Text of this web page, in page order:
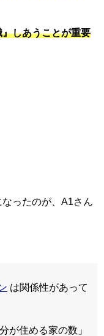
しあうことが重要
ったのが、A1さん
は関係性があって
が住める家の数」